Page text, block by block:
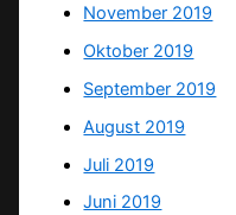
November 2019
Oktober 2019
September 2019
August 2019
Juli 2019
Juni 2019